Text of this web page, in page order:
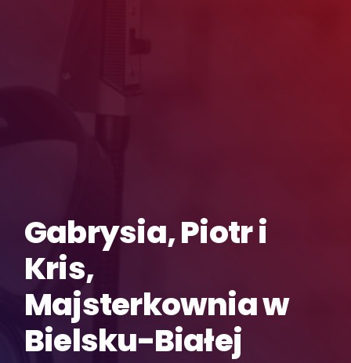
Gabrysia, Piotr i
Kris,
Majsterkownia w
Bielsku-Białej